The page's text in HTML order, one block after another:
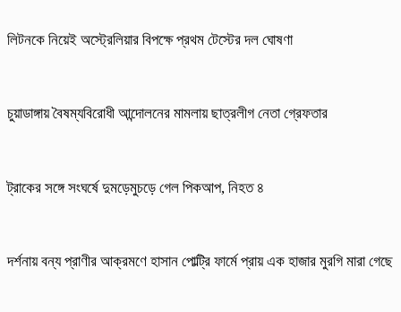
লিটনকে নিয়েই অস্ট্রেলিয়ার বিপক্ষে প্রথম টেস্টের দল ঘোষণা
চুয়াডাঙ্গায় বৈষম্যবিরোধী আন্দোলনের মামলায় ছাত্রলীগ নেতা গ্রেফতার
ট্রাকের সঙ্গে সংঘর্ষে দুমড়েমুচড়ে গেল পিকআপ, নিহত ৪
দর্শনায় বন্য প্রাণীর আক্রমণে হাসান পোল্ট্রি ফার্মে প্রায় এক হাজার মুরগি মারা গেছে